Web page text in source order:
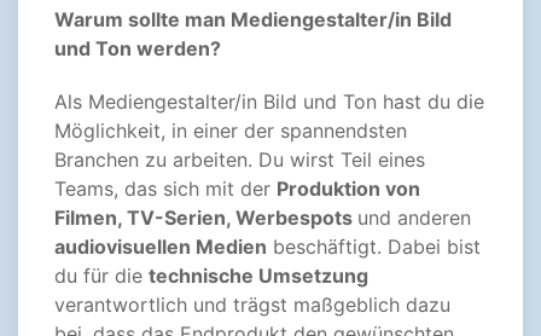
Warum sollte man Mediengestalter/in Bild
und Ton werden?
Als Mediengestalter/in Bild und Ton hast du die
Möglichkeit, in einer der spannendsten
Branchen zu arbeiten. Du wirst Teil eines
Teams, das sich mit der Produktion von
Filmen, TV-Serien, Werbespots und anderen
audiovisuellen Medien beschäftigt. Dabei bist
du für die technische Umsetzung
verantwortlich und trägst maßgeblich dazu